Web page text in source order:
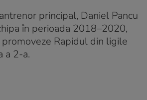
principal, Daniel Pancu
în perioada 2018–2020,
Rapidul din ligile
a 2-a.